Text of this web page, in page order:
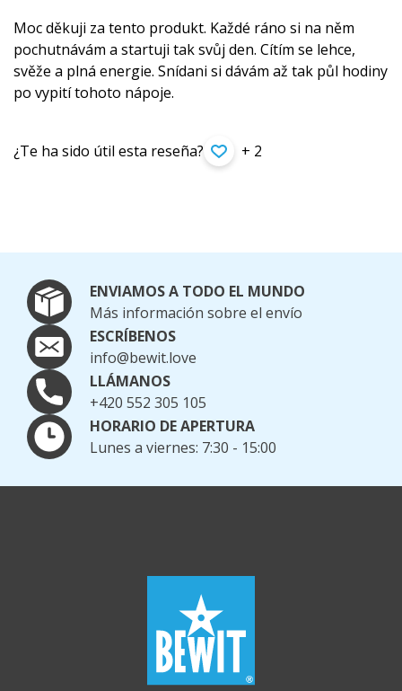
Moc děkuji za tento produkt. Každé ráno si na něm
pochutnávám a startuji tak svůj den. Cítím se lehce,
svěže a plná energie. Snídani si dávám až tak půl hodiny
po vypití tohoto nápoje.
¿Te ha sido útil esta reseña? + 2
ENVIAMOS A TODO EL MUNDO
Más información sobre el envío
ESCRÍBENOS
info@bewit.love
LLÁMANOS
+420 552 305 105
HORARIO DE APERTURA
Lunes a viernes: 7:30 - 15:00